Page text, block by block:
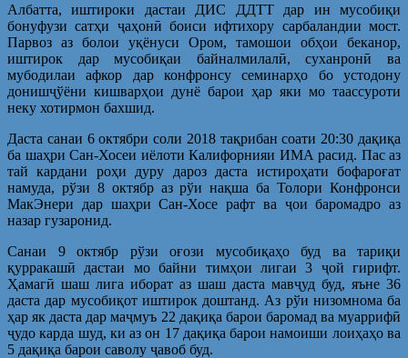
Албатта, иштироки дастаи ДИС ДДТТ дар ин мусобиқи
бонуфузи сатҳи ҷаҳонӣ боиси ифтихору сарбаландии мост.
Парвоз аз болои уқёнуси Ором, тамошои обҳои беканор,
иштирок дар мусобиқаи байналмилалӣ, суханронӣ ва
мубодилаи афкор дар конфронсу семинарҳо бо устодону
донишҷўёни кишварҳои дунё барои ҳар яки мо таассуроти
неку хотирмон бахшид.
Даста санаи 6 октябри соли 2018 тақрибан соати 20:30 дақиқа
ба шаҳри Сан-Хосеи иёлоти Калифорнияи ИМА расид. Пас аз
тай кардани роҳи дуру дароз даста истироҳати бофароғат
намуда, рўзи 8 октябр аз рўи нақша ба Толори Конфронси
МакЭнери дар шаҳри Сан-Хосе рафт ва ҷои баромадро аз
назар гузаронид.
Санаи 9 октябр рўзи оғози мусобиқаҳо буд ва тариқи
қурракашӣ дастаи мо байни тимҳои лигаи 3 ҷой гирифт.
Ҳамагӣ шаш лига иборат аз шаш даста мавҷуд буд, яъне 36
даста дар мусобиқот иштирок доштанд. Аз рўи низомнома ба
ҳар як даста дар маҷмуъ 22 дақиқа барои баромад ва муаррифӣ
ҷудо карда шуд, ки аз он 17 дақиқа барои намоиши лоиҳаҳо ва
5 дақиқа барои саволу ҷавоб буд.